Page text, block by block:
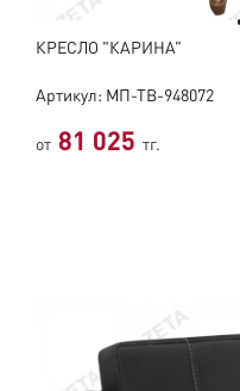
КРЕСЛО "КАРИНА"
Артикул: МП-ТВ-948072
от 81 025 тг.